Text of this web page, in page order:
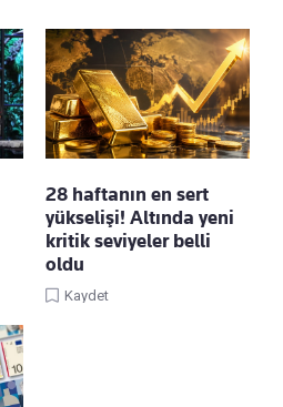
28 haftanın en sert
yükselişi! Altında yeni
kritik seviyeler belli
oldu
Kaydet